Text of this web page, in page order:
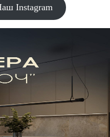
Instagram